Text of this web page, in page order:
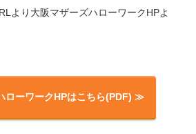
より大阪マザーズハローワークHPよ
ローワークHPはこちら(PDF) ≫